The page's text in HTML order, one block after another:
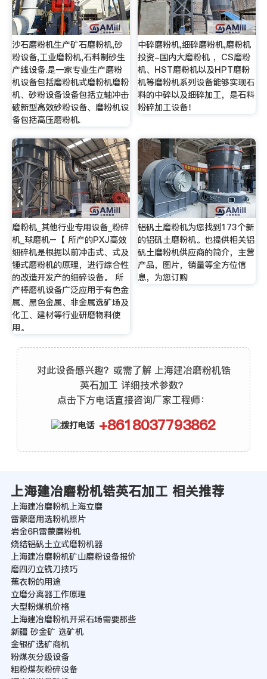
沙石磨粉机生产矿石磨粉机,砂
粉设备,工业磨粉机,石料制砂生
产线设备.是一家专业生产磨粉
机设备包括磨粉机式磨粉机磨粉
机、砂粉设备设备包括立轴冲击
破新型高效砂粉设备、磨粉机设
备包括高压磨粉机.
中碎磨粉机,细碎磨粉机,磨粉机
投资-国内大磨粉机 ，CS磨粉
机、HST磨粉机以及HPT磨粉
机等磨粉机系列设备能够实现石
料的中碎以及细碎加工，是石料
粉碎加工设备！
磨粉机_其他行业专用设备_粉碎
机_球磨机–【 所产的PXJ高效
细碎机是根据以前冲击式、式及
锤式磨粉机的原理，进行综合性
的改造开发产的细碎设备。 所
产棒磨机设备广泛应用于有色金
属、黑色金属、非金属选矿场及
化工、建材等行业研磨物料使
用。
铝矾土磨粉机为您找到173个新
的铝矾土磨粉机。也提供相关铝
矾土磨粉机供应商的简介，主营
产品，图片，销量等全方位信
息，为您订购
对此设备感兴趣？或需了解 上海建冶磨粉机锆
英石加工 详细技术参数？
点击下方电话直接咨询厂家工程师：
+8618037793862
上海建冶磨粉机锆英石加工 相关推荐
上海建冶磨粉机上海立磨
雷蒙磨用选粉机照片
岩金6R雷蒙磨粉机
烧结铝矾土立式磨粉机器
上海建冶磨粉机矿山磨粉设备报价
磨四刃立铣刀技巧
蕉衣粉的用途
立磨分离器工作原理
大型粉煤机价格
上海建冶磨粉机开采石场需要那些
新疆 砂金矿 选矿机
金银矿选矿商机
粉煤灰分级设备
粗粉煤灰粉碎设备